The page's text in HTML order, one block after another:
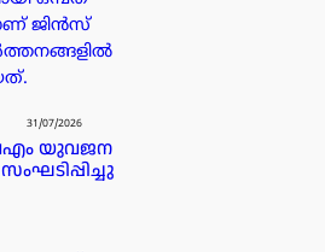
ജിൻസ്
31/07/2026
യുവജന